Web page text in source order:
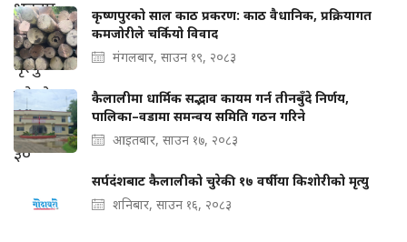
कृष्णपुरको साल काठ प्रकरण: काठ वैधानिक, प्रक्रियागत
कमजोरीले चर्कियो विवाद
मंगलबार, साउन १९, २०८३
कैलालीमा धार्मिक सद्भाव कायम गर्न तीनबुँदे निर्णय,
पालिका–वडामा समन्वय समिति गठन गरिने
आइतबार, साउन १७, २०८३
सर्पदंशबाट कैलालीको चुरेकी १७ वर्षीया किशोरीको मृत्यु
शनिबार, साउन १६, २०८३